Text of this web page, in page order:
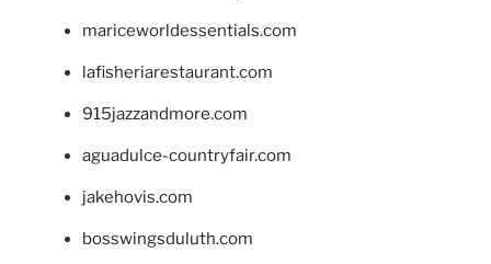
mariceworldessentials.com
lafisheriarestaurant.com
915jazzandmore.com
aguadulce-countryfair.com
jakehovis.com
bosswingsduluth.com